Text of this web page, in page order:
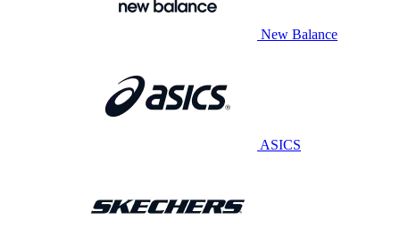
New Balance
ASICS